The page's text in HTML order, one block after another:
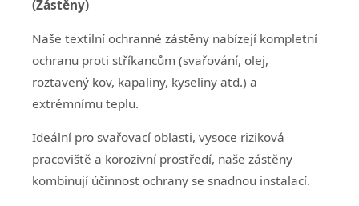
(Zástěny)
Naše textilní ochranné zástěny nabízejí kompletní
ochranu proti stříkancům (svařování, olej,
roztavený kov, kapaliny, kyseliny atd.) a
extrémnímu teplu.
Ideální pro svařovací oblasti, vysoce riziková
pracoviště a korozivní prostředí, naše zástěny
kombinují účinnost ochrany se snadnou instalací.